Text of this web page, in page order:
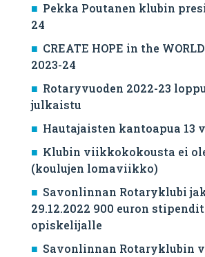
Pekka Poutanen klubin
24
CREATE HOPE in the
2023-24
Rotaryvuoden 2022-23
julkaistu
Hautajaisten kantoapua 13
Klubin viikkokokousta ei
(koulujen lomaviikko)
Savonlinnan Rotaryklubi
29.12.2022 900 euron
opiskelijalle
Savonlinnan Rotaryklubin